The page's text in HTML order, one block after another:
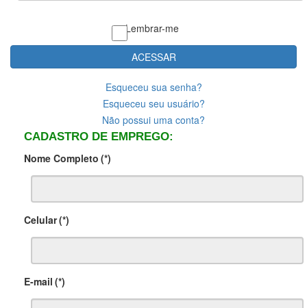
Lembrar-me
ACESSAR
Esqueceu sua senha?
Esqueceu seu usuário?
Não possui uma conta?
CADASTRO DE EMPREGO:
Nome Completo (*)
Celular(*)
E-mail (*)